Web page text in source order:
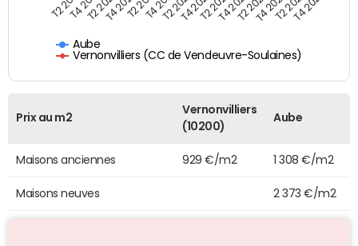
Aube
Vernonvilliers (CC de Vendeuvre-Soulaines)
Prix au m2
Vernonvilliers
(10200)
Aube
Maisons anciennes 929 €/m2 1 308 €/m2
Maisons neuves 2 373 €/m2